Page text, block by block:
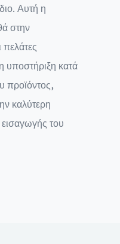
Αυτή η
στην
πελάτες
κατά
προϊόντος,
καλύτερη
του